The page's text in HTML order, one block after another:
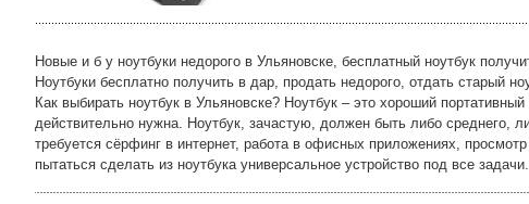
Новые и б у ноутбуки недорого в Ульяновске, бесплатный ноутбук
Ноутбуки бесплатно получить в дар, продать недорого, отдать старый
Как выбирать ноутбук в Ульяновске? Ноутбук – это хороший
действительно нужна. Ноутбук, зачастую, должен быть либо среднего,
требуется сёрфинг в интернет, работа в офисных приложениях,
пытаться сделать из ноутбука универсальное устройство под все задачи.